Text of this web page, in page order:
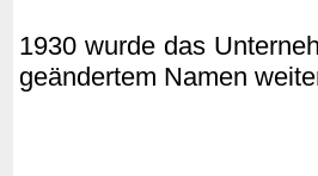
1930 wurde das
geändertem Namen